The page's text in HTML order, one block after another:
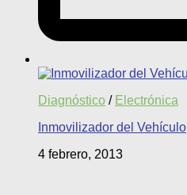
Diagnóstico / Electrónica
Inmovilizador del Vehículo
4 febrero, 2013